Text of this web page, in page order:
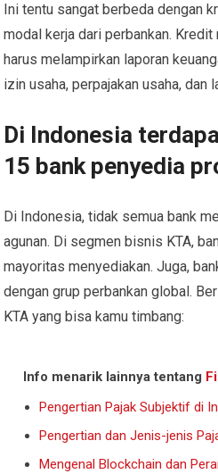
Ini tentu sangat berbeda dengan
modal kerja dari perbankan.
harus melampirkan laporan
izin usaha, perpajakan usaha, dan
Di Indonesia
15 bank penyedia
Di Indonesia, tidak semua bank
agunan. Di segmen bisnis KTA,
mayoritas menyediakan. Juga,
dengan grup perbankan global.
KTA yang bisa kamu timbang:
Info menarik lainnya tentang
Pengertian Pajak Subjektif di
Pengertian dan Jenis-jenis
Mengenal Blockchain dan